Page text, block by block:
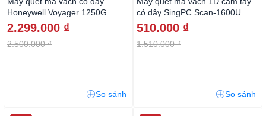
Honeywell Voyager 1250G
2.299.000 ₫
2.500.000 ₫
So sánh
có dây SingPC Scan-1600U
510.000 ₫
1.510.000 ₫
So sánh